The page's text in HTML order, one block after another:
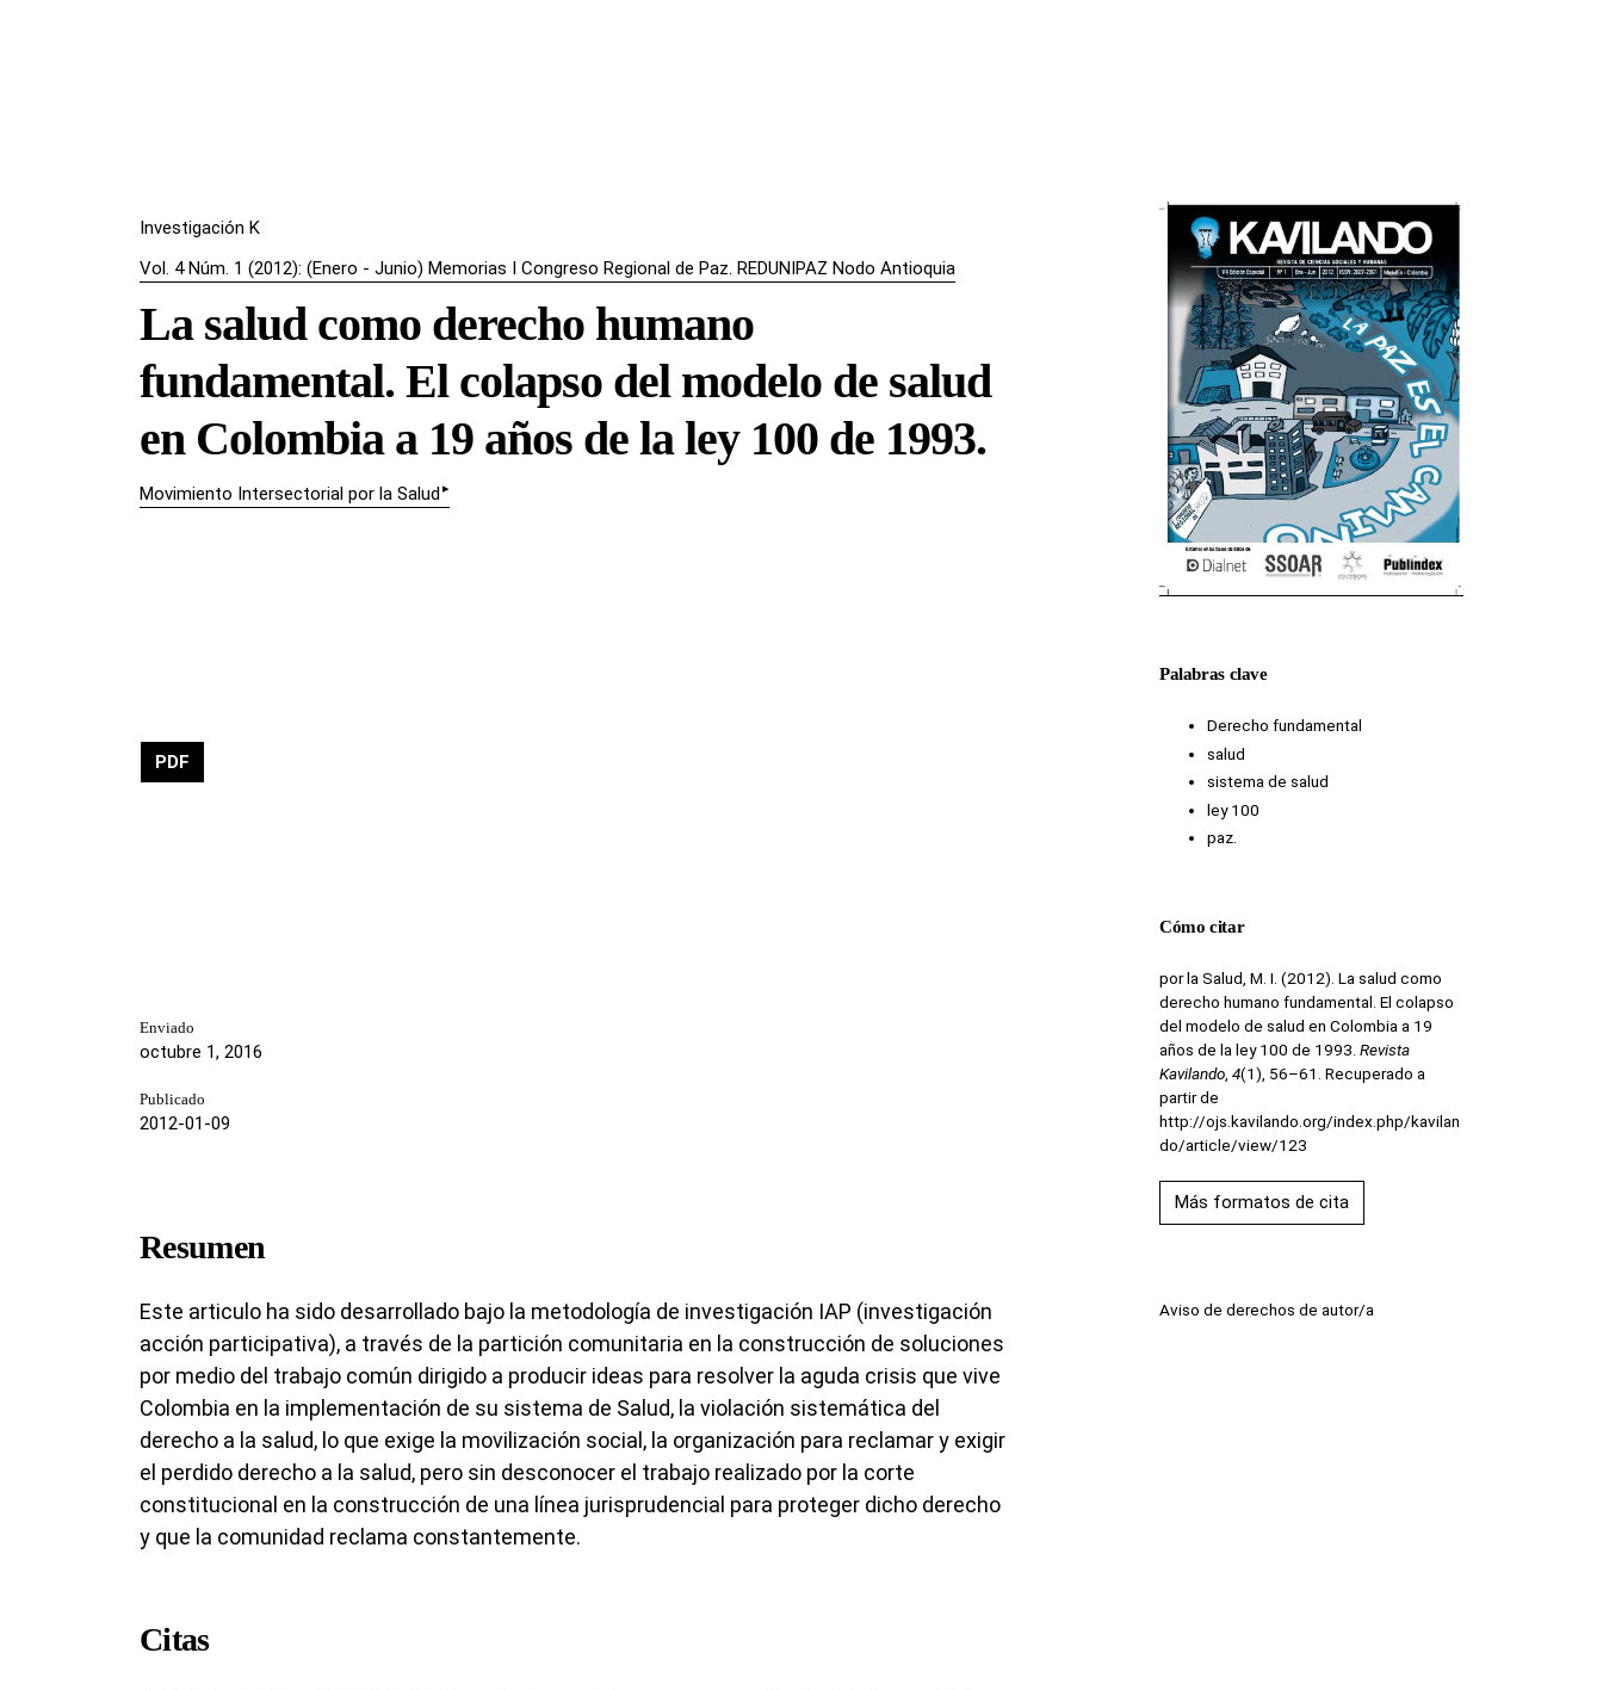
Investigación K
Vol. 4 Núm. 1 (2012): (Enero - Junio) Memorias I Congreso Regional de Paz. REDUNIPAZ Nodo Antioquia
La salud como derecho humano
fundamental. El colapso del modelo de salud
en Colombia a 19 años de la ley 100 de 1993.
Movimiento Intersectorial por la Salud ▸
PDF
Enviado
octubre 1, 2016
Publicado
2012-01-09
Resumen
Este articulo ha sido desarrollado bajo la metodología de investigación IAP (investigación
acción participativa), a través de la partición comunitaria en la construcción de soluciones
por medio del trabajo común dirigido a producir ideas para resolver la aguda crisis que vive
Colombia en la implementación de su sistema de Salud, la violación sistemática del
derecho a la salud, lo que exige la movilización social, la organización para reclamar y exigir
el perdido derecho a la salud, pero sin desconocer el trabajo realizado por la corte
constitucional en la construcción de una línea jurisprudencial para proteger dicho derecho
y que la comunidad reclama constantemente.
Citas
Imagen de portada
Palabras clave
Derecho fundamental
salud
sistema de salud
ley 100
paz.
Cómo citar
por la Salud, M. I. (2012). La salud como
derecho humano fundamental. El colapso
del modelo de salud en Colombia a 19
años de la ley 100 de 1993. Revista
Kavilando, 4(1), 56–61. Recuperado a
partir de
http://ojs.kavilando.org/index.php/kavilan
do/article/view/123
Más formatos de cita
Aviso de derechos de autor/a